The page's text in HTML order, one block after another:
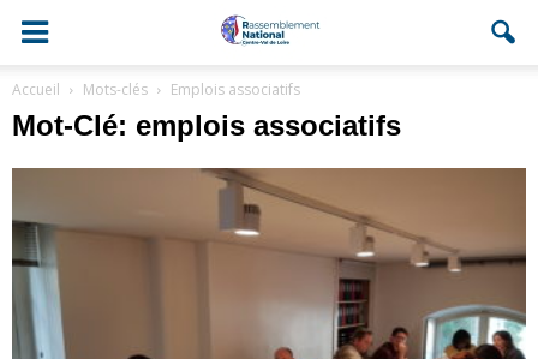
Accueil Mots-clés Emplois associatifs
Mot-Clé: emplois associatifs